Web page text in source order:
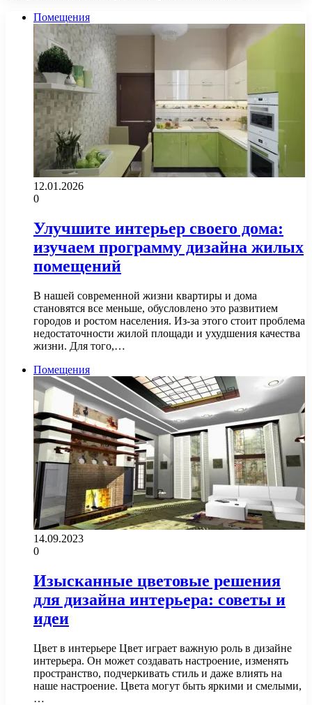
Помещения
12.01.2026
0
Улучшите интерьер своего дома:
изучаем программу дизайна жилых
помещений
В нашей современной жизни квартиры и дома
становятся все меньше, обусловлено это развитием
городов и ростом населения. Из-за этого стоит проблема
недостаточности жилой площади и ухудшения качества
жизни. Для того,…
Помещения
14.09.2023
0
Изысканные цветовые решения
для дизайна интерьера: советы и
идеи
Цвет в интерьере Цвет играет важную роль в дизайне
интерьера. Он может создавать настроение, изменять
пространство, подчеркивать стиль и даже влиять на
наше настроение. Цвета могут быть яркими и смелыми,
…